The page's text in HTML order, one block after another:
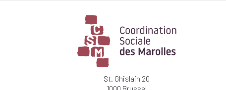
St. Ghislain 20